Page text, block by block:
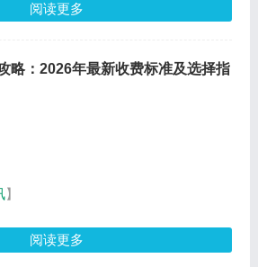
阅读更多
略：2026年最新收费标准及选择指
】
阅读更多